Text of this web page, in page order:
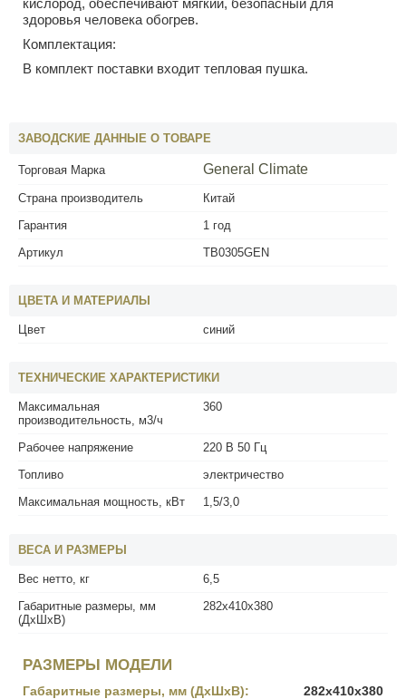
здоровья человека обогрев.
Комплектация:
В комплект поставки входит тепловая пушка.
ЗАВОДСКИЕ ДАННЫЕ О ТОВАРЕ
Торговая Марка General Climate
Страна производитель
Китай
Гарантия
1 год
Артикул
ТВ0305GEN
ЦВЕТА И МАТЕРИАЛЫ
Цвет синий
ТЕХНИЧЕСКИЕ ХАРАКТЕРИСТИКИ
Максимальная
производительность, м3/ч
360
Рабочее напряжение
220 В 50 Гц
Топливо
электричество
Максимальная мощность, кВт
1,5/3,0
ВЕСА И РАЗМЕРЫ
Вес нетто, кг
6,5
Габаритные размеры, мм
(ДхШхВ)
282x410x380
РАЗМЕРЫ МОДЕЛИ
Габаритные размеры, мм (ДхШхВ): 282x410x380